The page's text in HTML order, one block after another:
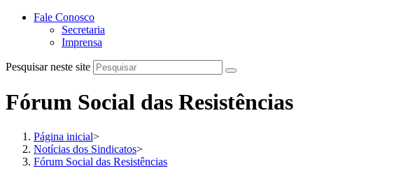
Fale Conosco
Secretaria
Imprensa
Pesquisar neste site
Fórum Social das Resistências
Página inicial>
Notícias dos Sindicatos>
Fórum Social das Resistências